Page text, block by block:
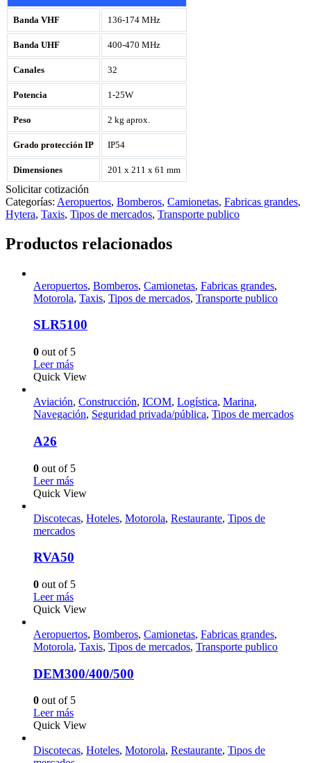
Banda VHF 136-174 MHz
Banda UHF 400-470 MHz
Canales 32
Potencia 1-25W
Peso 2 kg aprox.
Grado protección IP IP54
Dimensiones 201 x 211 x 61 mm
Solicitar cotización
Categorías: Aeropuertos, Bomberos, Camionetas, Fabricas grandes,
Hytera, Taxis, Tipos de mercados, Transporte publico
Productos relacionados
Aeropuertos, Bomberos, Camionetas, Fabricas grandes,
Motorola, Taxis, Tipos de mercados, Transporte publico
SLR5100
0 out of 5
Leer más
Quick View
Aviación, Construcción, ICOM, Logística, Marina,
Navegación, Seguridad privada/pública, Tipos de mercados
A26
0 out of 5
Leer más
Quick View
Discotecas, Hoteles, Motorola, Restaurante, Tipos de
mercados
RVA50
0 out of 5
Leer más
Quick View
Aeropuertos, Bomberos, Camionetas, Fabricas grandes,
Motorola, Taxis, Tipos de mercados, Transporte publico
DEM300/400/500
0 out of 5
Leer más
Quick View
Discotecas, Hoteles, Motorola, Restaurante, Tipos de